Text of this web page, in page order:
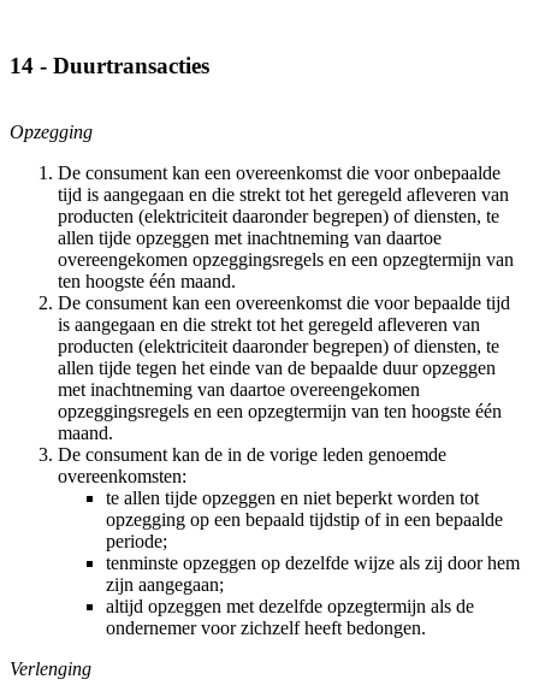
14 - Duurtransacties
Opzegging
De consument kan een overeenkomst die voor onbepaalde
tijd is aangegaan en die strekt tot het geregeld afleveren van
producten (elektriciteit daaronder begrepen) of diensten, te
allen tijde opzeggen met inachtneming van daartoe
overeengekomen opzeggingsregels en een opzegtermijn van
ten hoogste één maand.
De consument kan een overeenkomst die voor bepaalde tijd
is aangegaan en die strekt tot het geregeld afleveren van
producten (elektriciteit daaronder begrepen) of diensten, te
allen tijde tegen het einde van de bepaalde duur opzeggen
met inachtneming van daartoe overeengekomen
opzeggingsregels en een opzegtermijn van ten hoogste één
maand.
De consument kan de in de vorige leden genoemde
overeenkomsten:
te allen tijde opzeggen en niet beperkt worden tot
opzegging op een bepaald tijdstip of in een bepaalde
periode;
tenminste opzeggen op dezelfde wijze als zij door hem
zijn aangegaan;
altijd opzeggen met dezelfde opzegtermijn als de
ondernemer voor zichzelf heeft bedongen.
Verlenging